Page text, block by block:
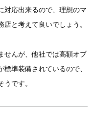
対応出来るので、理想のマ
と考えて良いでしょう。
せんが、他社では高額オプ
準装備されているので、
です。